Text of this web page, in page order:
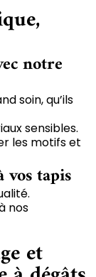
notre
soin, qu’ils
sensibles.
les motifs et
vos tapis
nos
et